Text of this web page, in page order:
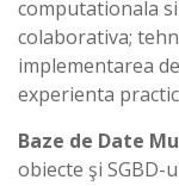
computationala
colaborativa;
implementarea
experienta
Baze de Date
obiecte şi SGBD-